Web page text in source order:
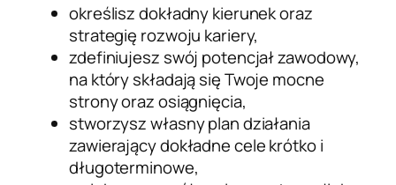
określisz dokładny kierunek oraz
strategię rozwoju kariery,
zdefiniujesz swój potencjał zawodowy,
na który składają się Twoje mocne
strony oraz osiągnięcia,
stworzysz własny plan działania
zawierający dokładne cele krótko i
długoterminowe,